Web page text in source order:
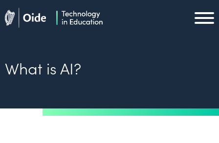
Skip to main content
What is AI?